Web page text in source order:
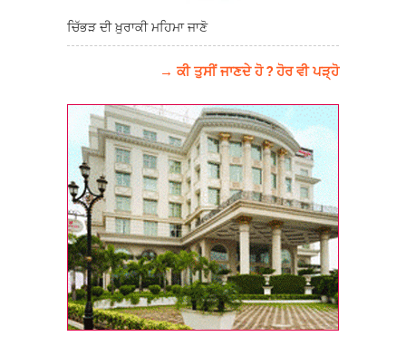
ਚਿੱਭੜ ਦੀ ਖ਼ੁਰਾਕੀ ਮਹਿਮਾ ਜਾਣੋ
→ ਕੀ ਤੁਸੀਂ ਜਾਣਦੇ ਹੋ ? ਹੋਰ ਵੀ ਪੜ੍ਹੋ